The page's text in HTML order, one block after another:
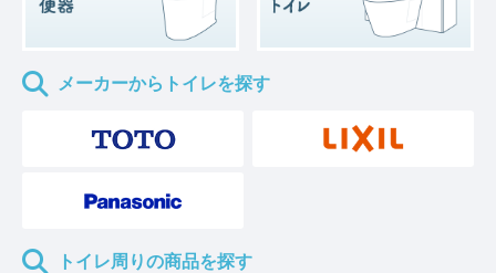
メーカーからトイレを探す
トイレ周りの商品を探す